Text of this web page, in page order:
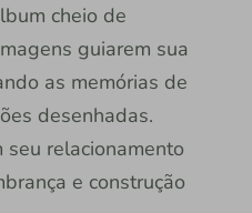
cheio de
guiarem sua
as memórias de
desenhadas.
relacionamento
e construção